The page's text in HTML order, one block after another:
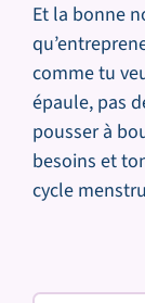
Et la bonne
comme tu
épaule, pas
pousser à
besoins et
cycle